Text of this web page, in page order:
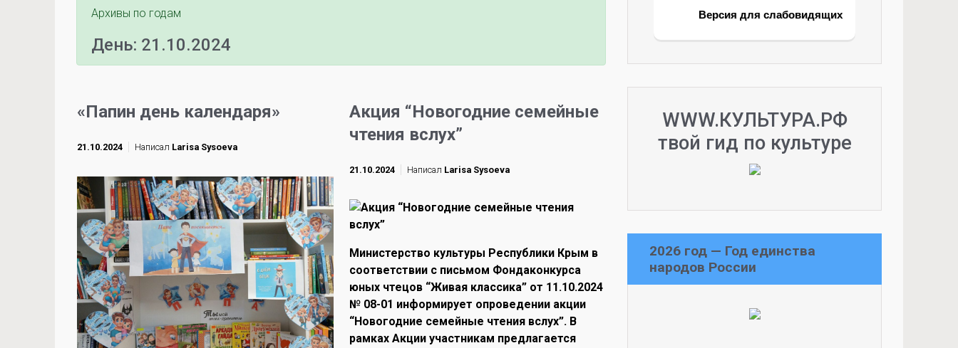
Архивы по годам
День: 21.10.2024
«Папин день календаря»
21.10.2024 Написал Larisa Sysoeva
Акция “Новогодние семейные
чтения вслух”
21.10.2024 Написал Larisa Sysoeva
Министерство культуры Республики Крым в
соответствии с письмом Фондаконкурса
юных чтецов “Живая классика” от 11.10.2024
№ 08-01 информирует опроведении акции
“Новогодние семейные чтения вслух”. В
рамках Акции участникам предлагается
Версия для слабовидящих
WWW.КУЛЬТУРА.РФ
твой гид по культуре
2026 год — Год единства
народов России